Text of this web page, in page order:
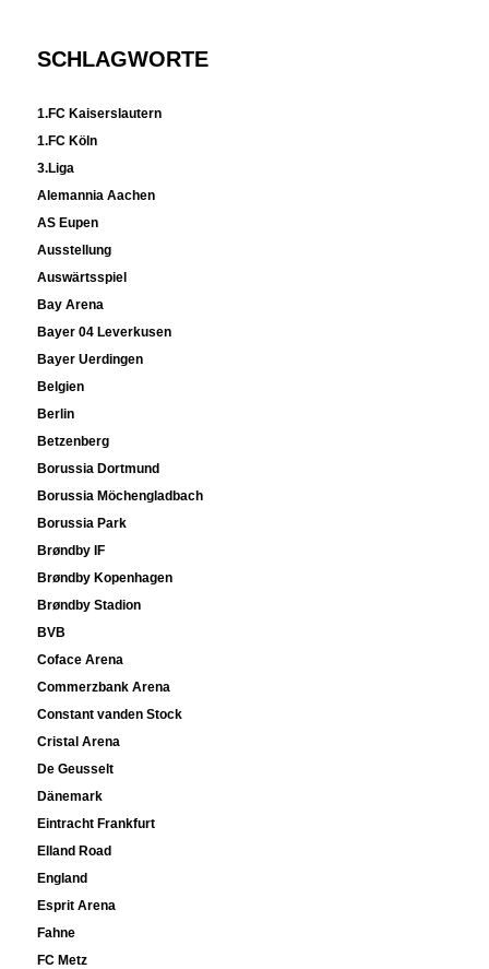
SCHLAGWORTE
1.FC Kaiserslautern
1.FC Köln
3.Liga
Alemannia Aachen
AS Eupen
Ausstellung
Auswärtsspiel
Bay Arena
Bayer 04 Leverkusen
Bayer Uerdingen
Belgien
Berlin
Betzenberg
Borussia Dortmund
Borussia Möchengladbach
Borussia Park
Brøndby IF
Brøndby Kopenhagen
Brøndby Stadion
BVB
Coface Arena
Commerzbank Arena
Constant vanden Stock
Cristal Arena
De Geusselt
Dänemark
Eintracht Frankfurt
Elland Road
England
Esprit Arena
Fahne
FC Metz